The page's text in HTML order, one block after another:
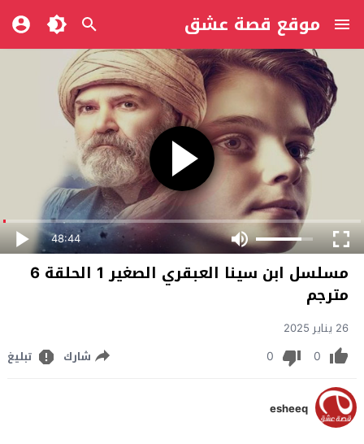
موقع قصة عشق
48:44
مسلسل ابن سينا العبقري الصغير 1 الحلقة 6
مترجم
26 يناير 2025
0
0 شارك تبليغ
esheeq